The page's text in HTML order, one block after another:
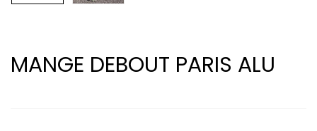
MANGE DEBOUT PARIS ALU